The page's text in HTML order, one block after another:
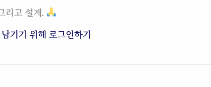
리고 설계.
기기 위해 로그인하기